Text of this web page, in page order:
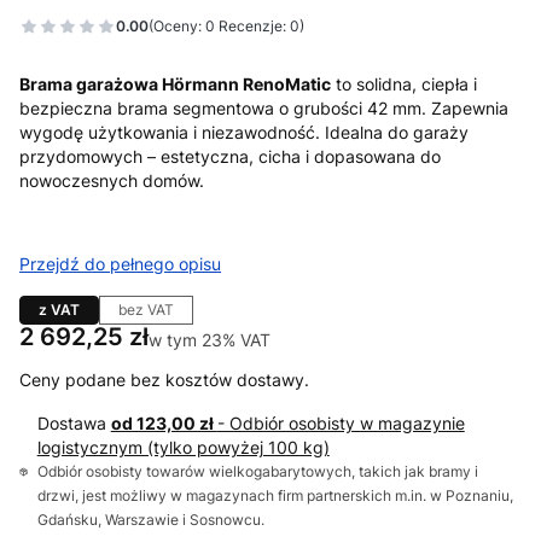
0.00(Oceny: 0 Recenzje: 0)
Brama garażowa Hörmann RenoMatic to solidna, ciepła i
bezpieczna brama segmentowa o grubości 42 mm. Zapewnia
wygodę użytkowania i niezawodność. Idealna do garaży
przydomowych – estetyczna, cicha i dopasowana do
nowoczesnych domów.
Przejdź do pełnego opisu
z VAT bez VAT
Cena
2 692,25 złw tym 23% VAT
w tym 23% VAT
Ceny podane bez kosztów dostawy.
Dostawa od 123,00 zł - Odbiór osobisty w magazynie
logistycznym (tylko powyżej 100 kg)
Odbiór osobisty towarów wielkogabarytowych, takich jak bramy i
drzwi, jest możliwy w magazynach firm partnerskich m.in. w Poznaniu,
Gdańsku, Warszawie i Sosnowcu.